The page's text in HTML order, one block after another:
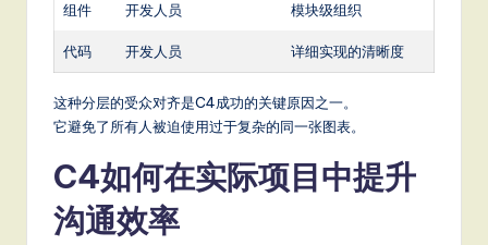
组件 开发人员 模块级组织
代码 开发人员 详细实现的清晰度
这种分层的受众对齐是C4成功的关键原因之一。
它避免了所有人被迫使用过于复杂的同一张图表。
C4如何在实际项目中提升
沟通效率